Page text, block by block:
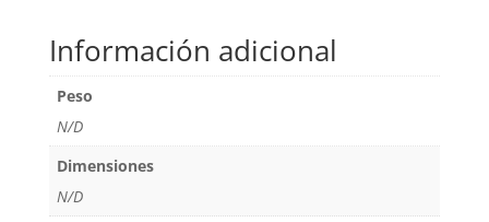
Información adicional
Peso
N/D
Dimensiones
N/D